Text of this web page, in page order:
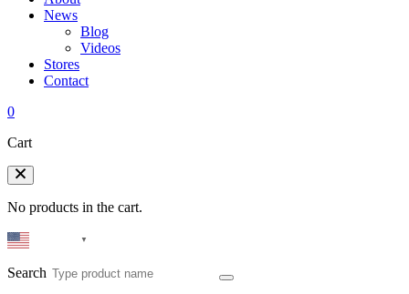
News
Blog
Videos
Stores
Contact
0
Cart
No products in the cart.
▼
Search